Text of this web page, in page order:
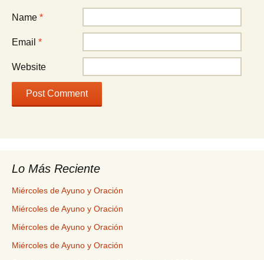
Name *
Email *
Website
Lo Más Reciente
Miércoles de Ayuno y Oración
Miércoles de Ayuno y Oración
Miércoles de Ayuno y Oración
Miércoles de Ayuno y Oración